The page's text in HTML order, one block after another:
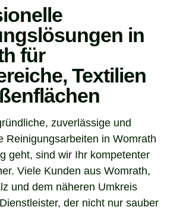
in
für
Textilien
zuverlässige und
Reinigungsarbeiten in Womrath
geht, sind wir Ihr kompetenter
Viele Kunden aus Womrath,
und dem näheren Umkreis
der nicht nur sauber